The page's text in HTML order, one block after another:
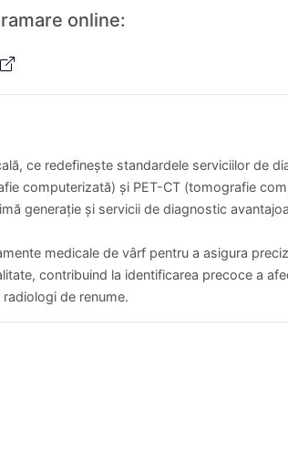
online:
ce redefinește standardele serviciilor de
computerizată) și PET-CT (tomografie
generație și servicii de diagnostic
medicale de vârf pentru a asigura
contribuind la identificarea precoce a
de renume.